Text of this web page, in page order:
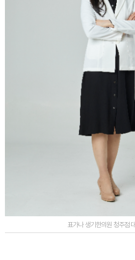
표가나 생기한의원 청주점